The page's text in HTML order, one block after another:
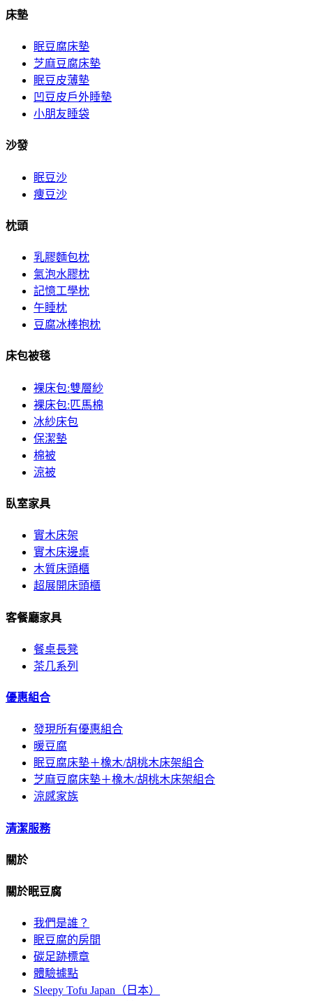
床墊
眠豆腐床墊
芝麻豆腐床墊
眠豆皮薄墊
凹豆皮戶外睡墊
小朋友睡袋
沙發
眠豆沙
痩豆沙
枕頭
乳膠麵包枕
氣泡水膠枕
記憶工學枕
午睡枕
豆腐冰棒抱枕
床包被毯
裸床包:雙層紗
裸床包:匹馬棉
冰紗床包
保潔墊
棉被
涼被
臥室家具
實木床架
實木床邊桌
木質床頭櫃
超展開床頭櫃
客餐廳家具
餐桌長凳
茶几系列
優惠組合
發現所有優惠組合
暖豆腐
眠豆腐床墊＋橡木/胡桃木床架組合
芝麻豆腐床墊＋橡木/胡桃木床架組合
涼感家族
清潔服務
關於
關於眠豆腐
我們是誰？
眠豆腐的房間
碳足跡標章
體驗據點
Sleepy Tofu Japan（日本）